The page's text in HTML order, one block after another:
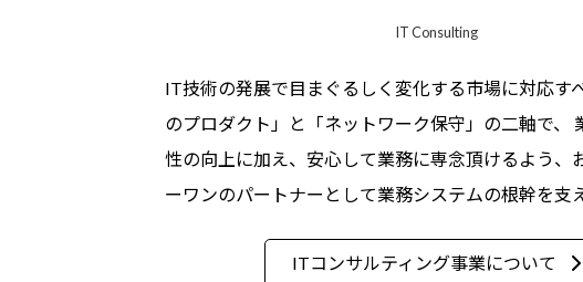
IT Consulting
IT技術の発展で目まぐるしく変化する市場に対応す
のプロダクト」と「ネットワーク保守」の二軸で、
性の向上に加え、安心して業務に専念頂けるよう、
ーワンのパートナーとして業務システムの根幹を支
ITコンサルティング事業について